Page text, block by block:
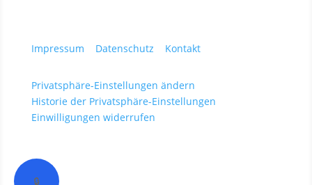
🔒
Impressum Datenschutz Kontakt
Privatsphäre-Einstellungen ändern
Historie der Privatsphäre-Einstellungen
Einwilligungen widerrufen